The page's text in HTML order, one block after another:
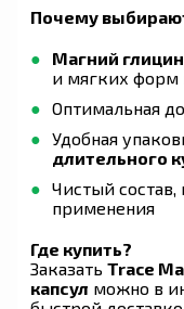
Почему
Магний
и мягких форм
Оптимальная
Удобная
длительного
Чистый
применения
Где купить?
Заказать Trace
капсул можно в